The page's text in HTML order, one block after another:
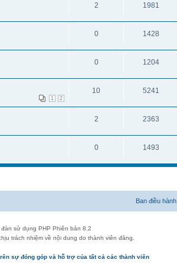
2 1981
0 1428
0 1204
1 2
10 5241
2 2363
0 1493
Ban điều hành
đàn sử dụng PHP Phiên bản 8.2
trách nhiệm về nội dung do thành viên đăng.
sự đóng góp và hỗ trợ của tất cả các thành viên